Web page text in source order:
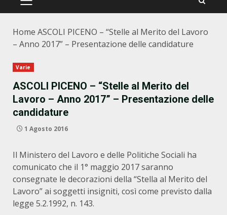
PRIMÄRES
Home ASCOLI PICENO – “Stelle al Merito del Lavoro
– Anno 2017” – Presentazione delle candidature
Varie
ASCOLI PICENO – “Stelle al Merito del
Lavoro – Anno 2017” – Presentazione delle
candidature
1 Agosto 2016
Il Ministero del Lavoro e delle Politiche Sociali ha
comunicato che il 1° maggio 2017 saranno
consegnate le decorazioni della “Stella al Merito del
Lavoro” ai soggetti insigniti, così come previsto dalla
legge 5.2.1992, n. 143.